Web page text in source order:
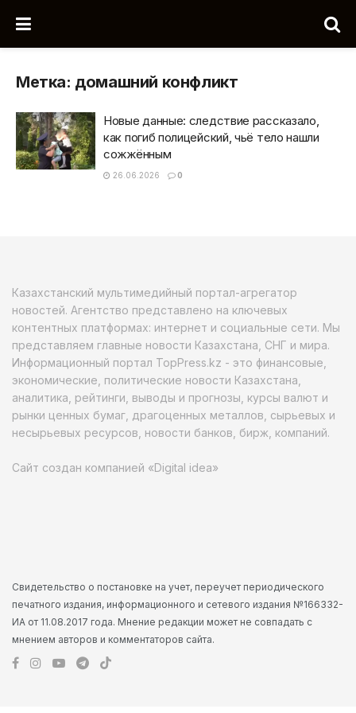
Метка: домашний конфликт
Новые данные: следствие рассказало,
как погиб полицейский, чьё тело нашли
сожжённым
26.06.2026 0
Казахстанский мультимедийный портал-агрегатор
новостей. Агентство представлено на ключевых
контентных платформах: интернет и социальные сети. Мы
представляем главные новости Казахстана, СНГ и мира.
Информационный портал TopPress.kz - это финансовые,
экономические, политические новости Казахстана,
аналитика, рейтинги, выводы и прогнозы, курсы валют и
рынки ценных бумаг, драгоценных металлов, сырьевых и
несырьевых ресурсов, новости банков, бирж, компаний.
Сайт создан компанией «Digital idea»
Свидетельство о постановке на учет, переучет периодического
печатного издания, информационного и сетевого издания №166332-
ИА от 11.08.2017 года. Мнение редакции может не совпадать с
мнением авторов и комментаторов сайта.